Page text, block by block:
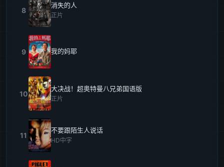
8
消失的人
正片
9 我的妈耶
10
大决战！超奥特曼八兄弟国语版
正片
11
不要跟陌生人说话
HD中字